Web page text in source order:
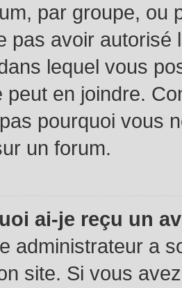
par groupe, ou
pas avoir autorisé
lequel vous
peut en joindre.
pourquoi vous
un forum.
ai-je reçu un
administrateur a
site. Si vous